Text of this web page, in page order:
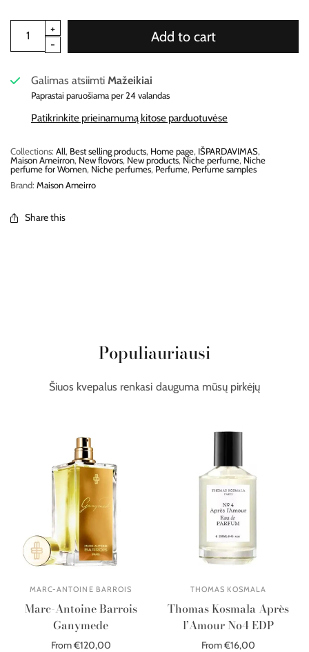
Add to cart
Galimas atsiimtiMažeikiai
Paprastai paruošiama per 24 valandas
Patikrinkite prieinamumą kitose parduotuvėse
Collections: All, Best selling products, Home page, IŠPARDAVIMAS,
Maison Ameirron, New flovors, New products, Niche perfume, Niche
perfume for Women, Niche perfumes, Perfume, Perfume samples
Brand: Maison Ameirro
Share this
Populiauriausi
Šiuos kvepalus renkasi dauguma mūsų pirkėjų
MARC-ANTOINE BARROIS
Marc-Antoine Barrois
Ganymede
From €120,00
THOMAS KOSMALA
Thomas Kosmala Après
l’Amour No4 EDP
From €16,00